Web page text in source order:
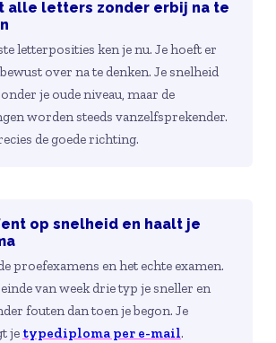
alle letters zonder erbij na te
letterposities ken je nu. Je hoeft er
over na te denken. Je snelheid
je oude niveau, maar de
worden steeds vanzelfsprekender.
de goede richting.
op snelheid en haalt je
proefexamens en het echte examen.
van week drie typ je sneller en
fouten dan toen je begon. Je
je typediploma per e-mail.